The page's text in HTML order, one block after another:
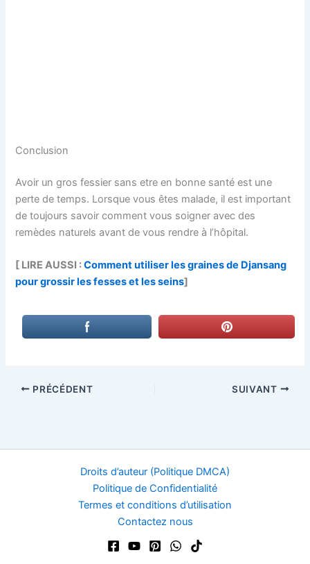
Conclusion
Avoir un gros fessier sans etre en bonne santé est une
perte de temps. Lorsque vous êtes malade, il est important
de toujours savoir comment vous soigner avec des
remèdes naturels avant de vous rendre à l’hôpital.
[ LIRE AUSSI :Comment utiliser les graines de Djansang
pour grossir les fesses et les seins]
PRÉCÉDENT SUIVANT
Droits d’auteur (Politique DMCA)
Politique de Confidentialité
Termes et conditions d’utilisation
Contactez nous